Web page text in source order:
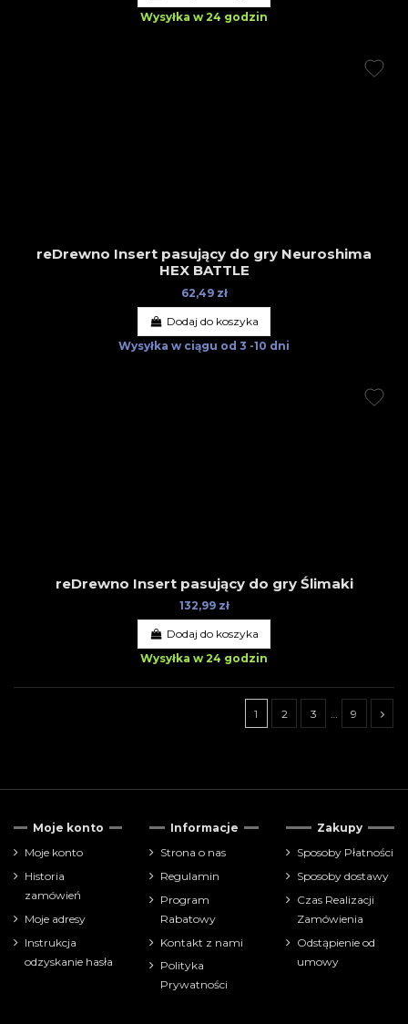
Wysyłka w 24 godzin
reDrewno Insert pasujący do gry Neuroshima
HEX BATTLE
62,49 zł
Dodaj do koszyka
Wysyłka w ciągu od 3 -10 dni
reDrewno Insert pasujący do gry Ślimaki
132,99 zł
Dodaj do koszyka
Wysyłka w 24 godzin
1 2 3 9
Cena
zł
akcesoria
Moje konto
Moje konto
Historia
zamówień
Moje adresy
Instrukcja
odzyskanie hasła
Informacje
Strona o nas
Regulamin
Program
Rabatowy
Kontakt z nami
Polityka
Prywatności
Zakupy
Sposoby Płatności
Sposoby dostawy
Czas Realizacji
Zamówienia
Odstąpienie od
umowy